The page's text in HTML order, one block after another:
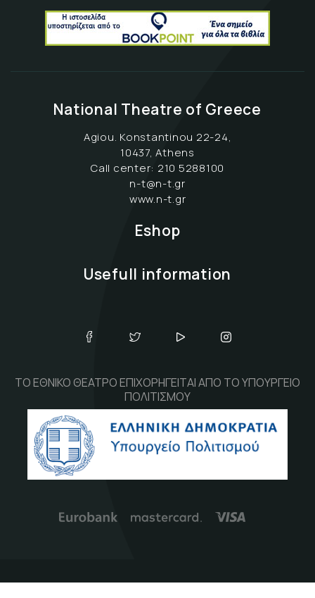
National Theatre of Greece
Agiou. Konstantinou 22-24,
10437, Athens
Call center: 210 5288100
n-t@n-t.gr
www.n-t.gr
Eshop
Usefull information
ΤΟ ΕΘΝΙΚΟ ΘΕΑΤΡΟ ΕΠΙΧΟΡΗΓΕΙΤΑΙ ΑΠΟ ΤΟ ΥΠΟΥΡΓΕΙΟ
ΠΟΛΙΤΙΣΜΟΥ